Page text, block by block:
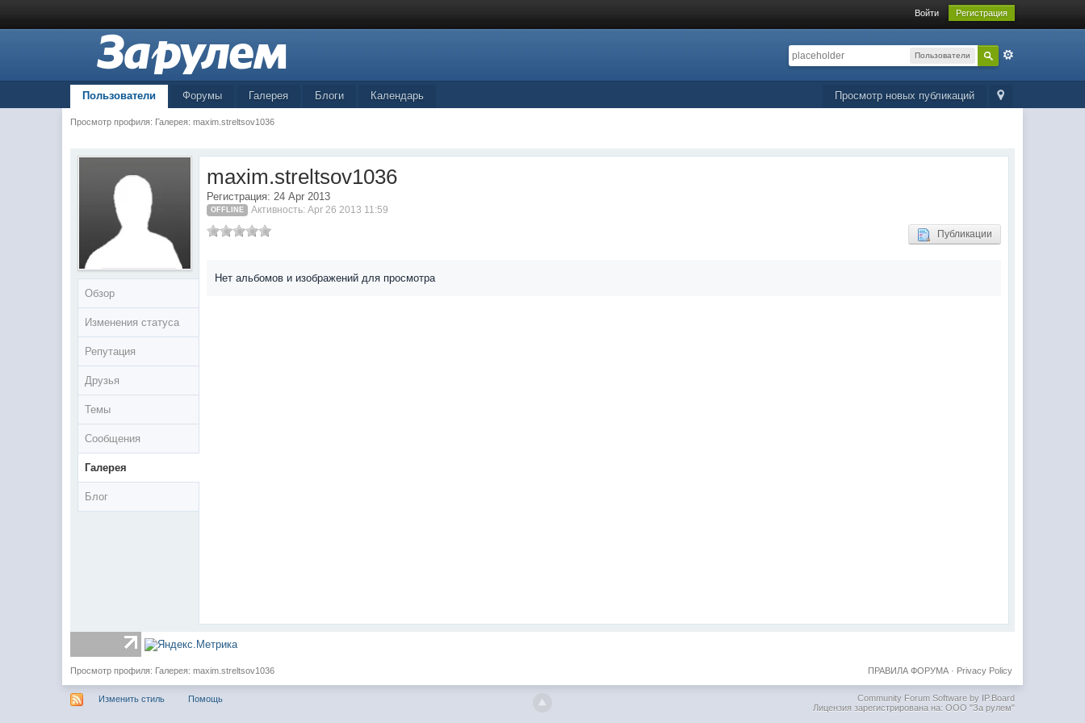
Войти Регистрация
Пользователи
Просмотр новых публикаций
Пользователи Форумы Галерея Блоги Календарь
Просмотр профиля: Галерея: maxim.streltsov1036
Обзор
Изменения статуса
Репутация
Друзья
Темы
Сообщения
Галерея
Блог
maxim.streltsov1036
Регистрация: 24 Apr 2013
OFFLINE Активность: Apr 26 2013 11:59
Публикации
Нет альбомов и изображений для просмотра
Просмотр профиля: Галерея: maxim.streltsov1036 Privacy Policy
ПРАВИЛА ФОРУМА·
Изменить стиль Помощь
Community Forum Software by IP.Board
Лицензия зарегистрирована на: ООО "За рулем"